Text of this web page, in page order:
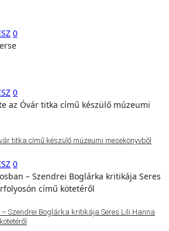
0
0
titka című készülő múzeumi mesekönyvből
0
Szendrei Boglárka kritikája Seres Lili Hanna